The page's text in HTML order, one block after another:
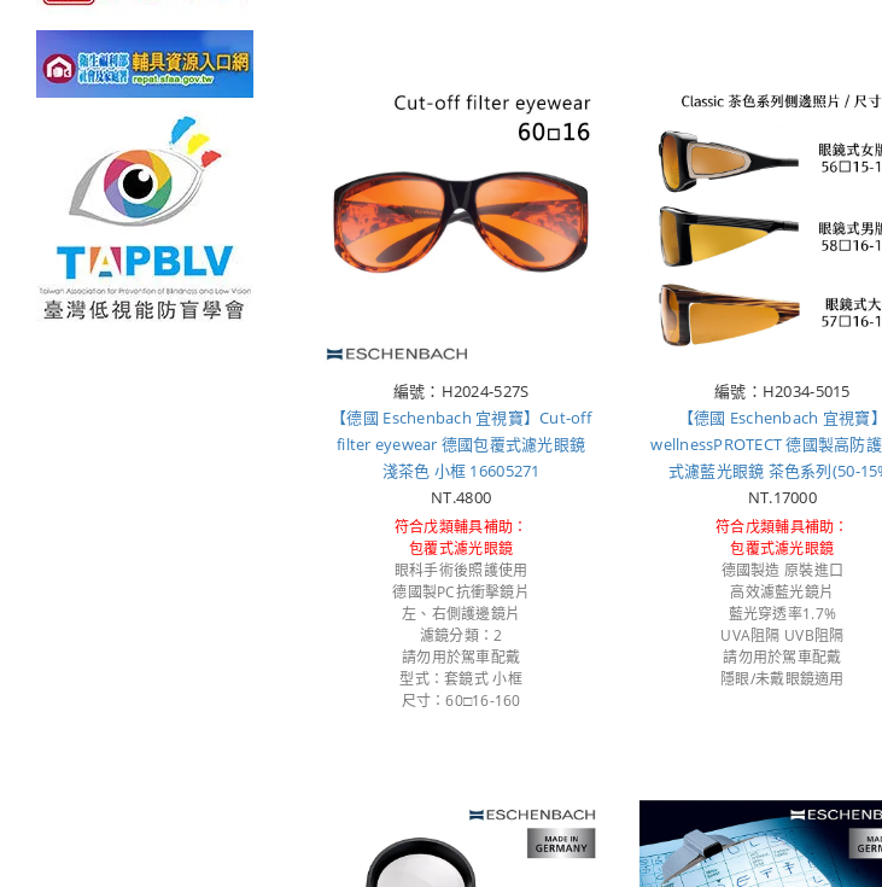
編號：H2024-527S
【德國 Eschenbach 宜視寶】Cut-off
filter eyewear 德國包覆式濾光眼鏡
淺茶色 小框 16605271
NT.4800
符合戊類輔具補助：
包覆式濾光眼鏡
眼科手術後照護使用
德國製PC抗衝擊鏡片
左、右側護邊鏡片
濾鏡分類：2
請勿用於駕車配戴
型式：套鏡式 小框
尺寸：60□16-160
編號：H2034-5015
【德國 Eschenbach 宜視寶】
wellnessPROTECT 德國製高防
式濾藍光眼鏡 茶色系列(50-
NT.17000
符合戊類輔具補助：
包覆式濾光眼鏡
德國製造 原裝進口
高效濾藍光鏡片
藍光穿透率1.7%
UVA阻隔 UVB阻隔
請勿用於駕車配戴
隱眼/未戴眼鏡適用